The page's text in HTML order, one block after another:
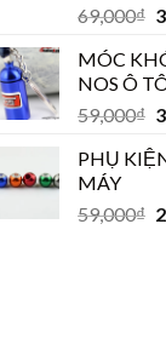
Được xếp
hạng
sao
69,000₫
MÓC
NOS Ô
59,000₫
PHỤ
MÁY
59,000₫